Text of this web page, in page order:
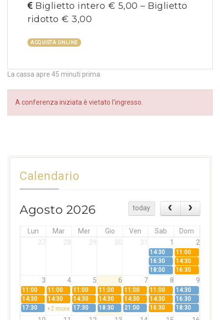
Biglietto intero € 5,00 – Biglietto
ridotto € 3,00
ACQUISTA ONLINE
La cassa apre 45 minuti prima.
A conferenza iniziata è vietato l’ingresso.
Calendario
Agosto 2026 today
Lun Mar Mer Gio Ven Sab
Dom
27
28 29 30 31 1 2
14:30
11:00
16:30
14:30
18:00
16:30
3 4 5 6 7 8 9
11:00 11:00 11:00 11:00 11:00 11:00
14:30
14:30
14:30 14:30 14:30 14:30 14:30
16:30
17:30
+2 more 17:30 18:30 21:00 16:30 18:30